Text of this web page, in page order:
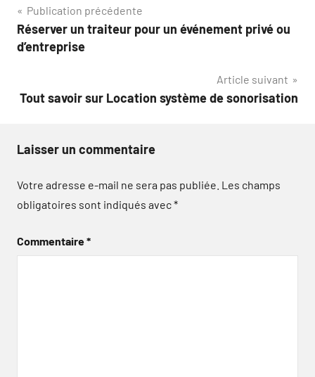
Navigation
de
Publication précédente
Réserver un traiteur pour un événement privé ou
d’entreprise
Article suivant
Tout savoir sur Location système de sonorisation
Laisser un commentaire
Votre adresse e-mail ne sera pas publiée. Les champs
obligatoires sont indiqués avec*
Commentaire*